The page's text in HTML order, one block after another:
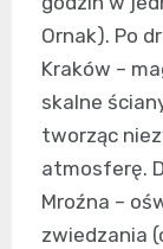
Ornak). Po
Kraków –
skalne
tworząc
atmosferę.
Mroźna –
zwiedzania